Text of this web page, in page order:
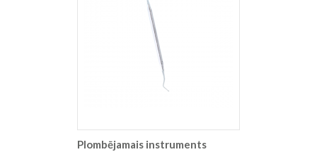
Plombējamais instruments